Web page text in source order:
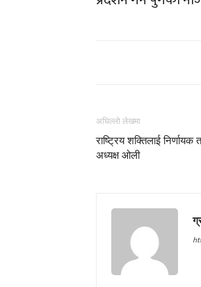
अघिल्लो लेखमा
राष्ट्रिय शक्तिलाई
अध्यक्ष ओली